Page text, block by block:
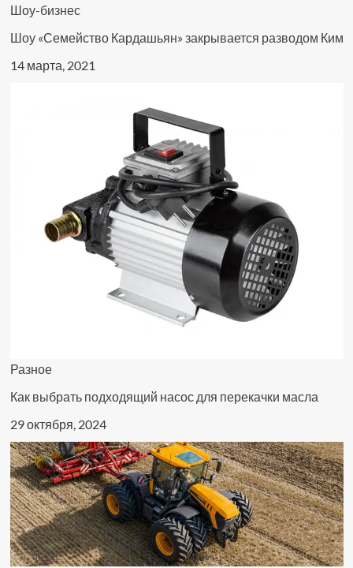
Шоу-бизнес
Шоу «Семейство Кардашьян» закрывается разводом Ким
14 марта, 2021
Разное
Как выбрать подходящий насос для перекачки масла
29 октября, 2024